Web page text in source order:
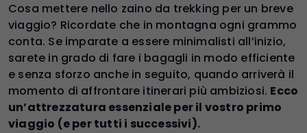
Cosa mettere nello zaino da trekking per un breve
viaggio? Ricordate che in montagna ogni grammo
conta. Se imparate a essere minimalisti all’inizio,
sarete in grado di fare i bagagli in modo efficiente
e senza sforzo anche in seguito, quando arriverà il
momento di affrontare itinerari più ambiziosi. Ecco
un’attrezzatura essenziale per il vostro primo
viaggio (e per tutti i successivi).